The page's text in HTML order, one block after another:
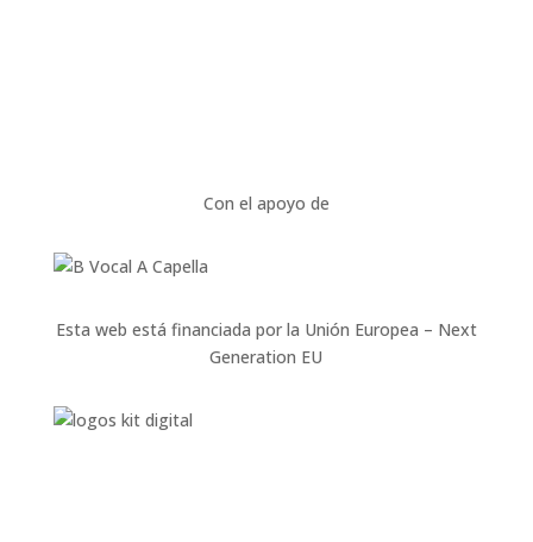
Con el apoyo de
Esta web está financiada por la Unión Europea – Next
Generation EU